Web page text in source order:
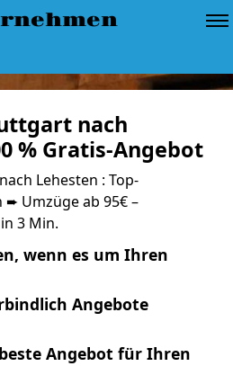
nach
% Gratis-Angebot
Lehesten : Top-
Umzüge ab 95€ –
3 Min.
wenn es um Ihren
Angebote
Angebot für Ihren